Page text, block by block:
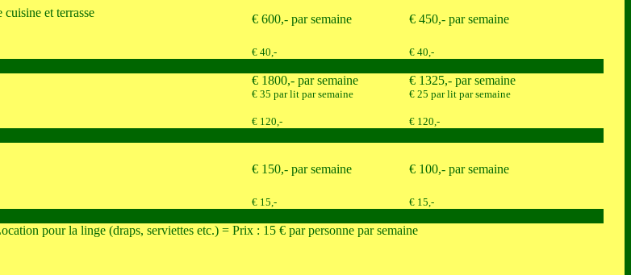
et terrasse € 600,- par semaine € 450,- par semaine
€ 40,- € 40,-
€ 1800,- par semaine
€ 35 par lit par semaine
€ 1325,- par semaine
€ 25 par lit par semaine
€ 120,- € 120,-
€ 150,- par semaine € 100,- par semaine
€ 15,- € 15,-
pour la linge (draps, serviettes etc.) = Prix : 15 € par personne par semaine